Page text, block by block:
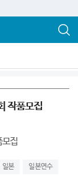
작품모집
모집
일본 일본연수